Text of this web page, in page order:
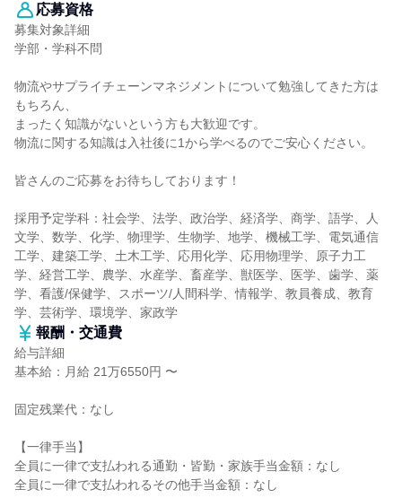
応募資格
募集対象詳細
学部・学科不問
物流やサプライチェーンマネジメントについて勉強してきた方は
もちろん、
まったく知識がないという方も大歓迎です。
物流に関する知識は入社後に1から学べるのでご安心ください。
皆さんのご応募をお待ちしております！
採用予定学科：社会学、法学、政治学、経済学、商学、語学、人
文学、数学、化学、物理学、生物学、地学、機械工学、電気通信
工学、建築工学、土木工学、応用化学、応用物理学、原子力工
学、経営工学、農学、水産学、畜産学、獣医学、医学、歯学、薬
学、看護/保健学、スポーツ/人間科学、情報学、教員養成、教育
学、芸術学、環境学、家政学
報酬・交通費
給与詳細
基本給：月給 21万6550円 〜
固定残業代：なし
【一律手当】
全員に一律で支払われる通勤・皆勤・家族手当金額：なし
全員に一律で支払われるその他手当金額：なし